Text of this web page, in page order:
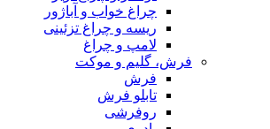
چراغ خواب و آباژور
ریسه و چراغ تزئینی
لامپ و چراغ
فرش، گلیم و موکت
فرش
تابلو فرش
روفرشی